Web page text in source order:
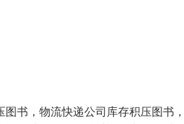
书，物流快递公司库存积压图书